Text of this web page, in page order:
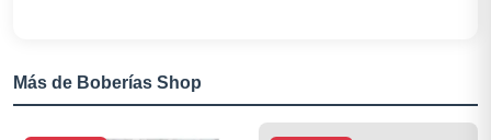
Más de Boberías Shop